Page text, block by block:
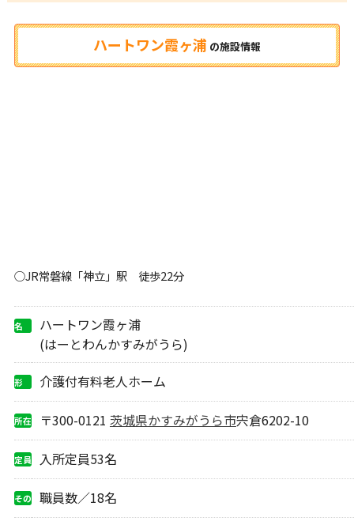
ハートワン霞ヶ浦 の施設情報
○JR常磐線「神立」駅 徒歩22分
名
ハートワン霞ヶ浦
(はーとわんかすみがうら)
形
介護付有料老人ホーム
所在
〒300-0121 茨城県かすみがうら市宍倉6202-10
定員 入所定員53名
その
職員数／18名